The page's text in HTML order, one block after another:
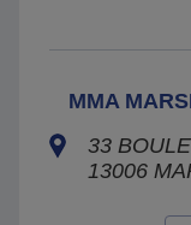
MMA
33
13006